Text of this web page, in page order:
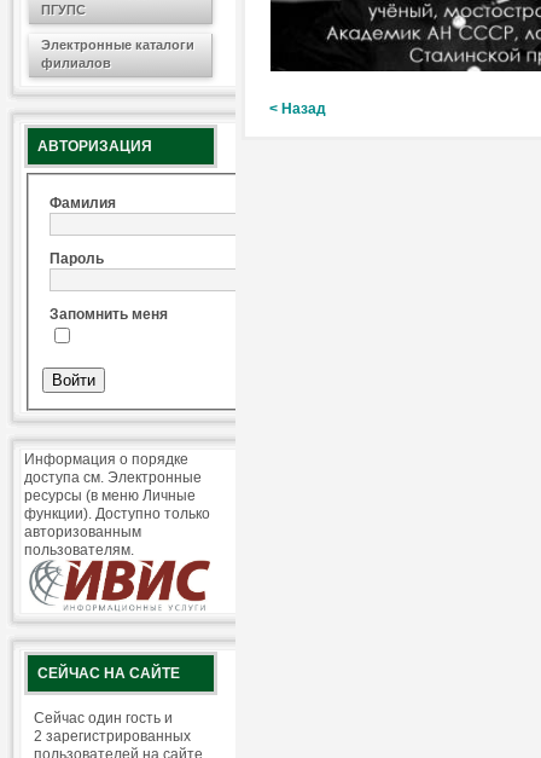
ПГУПС
Электронные каталоги
филиалов
АВТОРИЗАЦИЯ
Фамилия
Пароль
Запомнить меня
Информация о порядке
доступа см. Электронные
ресурсы (в меню Личные
функции). Доступно только
авторизованным
пользователям.
СЕЙЧАС НА САЙТЕ
Сейчас один гость и
2 зарегистрированных
пользователей на сайте
< Назад